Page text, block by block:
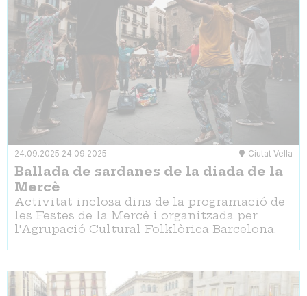
24.09.2025 24.09.2025 Ciutat Vella
Ballada de sardanes de la diada de la
Mercè
Activitat inclosa dins de la programació de
les Festes de la Mercè i organitzada per
l'Agrupació Cultural Folklòrica Barcelona.